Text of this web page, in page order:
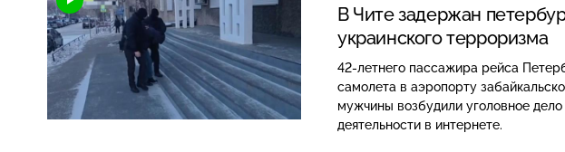
В Чите задержан
украинского терроризма
42-летнего пассажира рейса
самолета в аэропорту
мужчины возбудили уголовное
деятельности в интернете.